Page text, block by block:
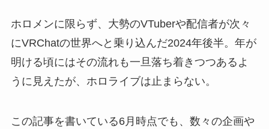
ホロメンに限らず、大勢のVTuberや配信者が次々
にVRChatの世界へと乗り込んだ2024年後半。年が
明ける頃にはその流れも一旦落ち着きつつあるよ
うに見えたが、ホロライブは止まらない。
この記事を書いている6月時点でも、数々の企画や